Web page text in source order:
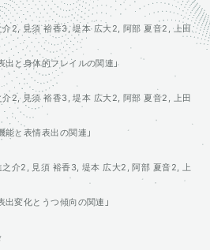
2, 見須 裕香3, 堤本 広大2, 阿部 夏音2, 上田
出と身体的フレイルの関連」
2, 見須 裕香3, 堤本 広大2, 阿部 夏音2, 上田
能と表情表出の関連」
介2, 見須 裕香3, 堤本 広大2, 阿部 夏音2, 上
出変化とうつ傾向の関連」